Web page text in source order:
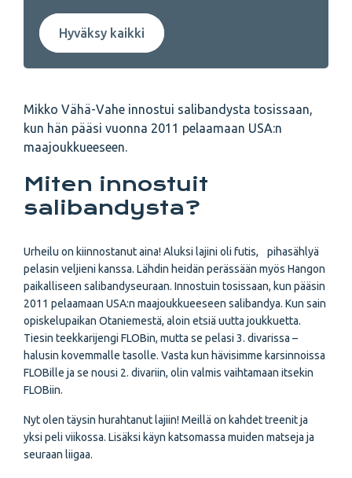
Hyväksy kaikki
Mikko Vähä-Vahe innostui salibandysta tosissaan,
kun hän pääsi vuonna 2011 pelaamaan USA:n
maajoukkueeseen.
Miten innostuit
salibandysta?
Urheilu on kiinnostanut aina! Aluksi lajini oli futis, pihasählyä
pelasin veljieni kanssa. Lähdin heidän perässään myös Hangon
paikalliseen salibandyseuraan. Innostuin tosissaan, kun pääsin
2011 pelaamaan USA:n maajoukkueeseen salibandya. Kun sain
opiskelupaikan Otaniemestä, aloin etsiä uutta joukkuetta.
Tiesin teekkarijengi FLOBin, mutta se pelasi 3. divarissa –
halusin kovemmalle tasolle. Vasta kun hävisimme karsinnoissa
FLOBille ja se nousi 2. divariin, olin valmis vaihtamaan itsekin
FLOBiin.
Nyt olen täysin hurahtanut lajiin! Meillä on kahdet treenit ja
yksi peli viikossa. Lisäksi käyn katsomassa muiden matseja ja
seuraan liigaa.